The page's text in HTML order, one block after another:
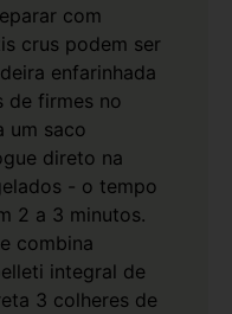
com
crus podem ser
enfarinhada
de firmes no
um saco
direto na
- o tempo
2 a 3 minutos.
combina
integral de
3 colheres de